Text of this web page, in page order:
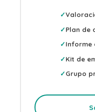
Plan de
Informe
Kit de
Grupo